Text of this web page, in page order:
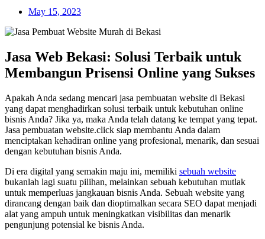
May 15, 2023
Jasa Web Bekasi: Solusi Terbaik untuk
Membangun Prisensi Online yang Sukses
Apakah Anda sedang mencari jasa pembuatan website di Bekasi
yang dapat menghadirkan solusi terbaik untuk kebutuhan online
bisnis Anda? Jika ya, maka Anda telah datang ke tempat yang tepat.
Jasa pembuatan website.click siap membantu Anda dalam
menciptakan kehadiran online yang profesional, menarik, dan sesuai
dengan kebutuhan bisnis Anda.
Di era digital yang semakin maju ini, memiliki sebuah website
bukanlah lagi suatu pilihan, melainkan sebuah kebutuhan mutlak
untuk memperluas jangkauan bisnis Anda. Sebuah website yang
dirancang dengan baik dan dioptimalkan secara SEO dapat menjadi
alat yang ampuh untuk meningkatkan visibilitas dan menarik
pengunjung potensial ke bisnis Anda.